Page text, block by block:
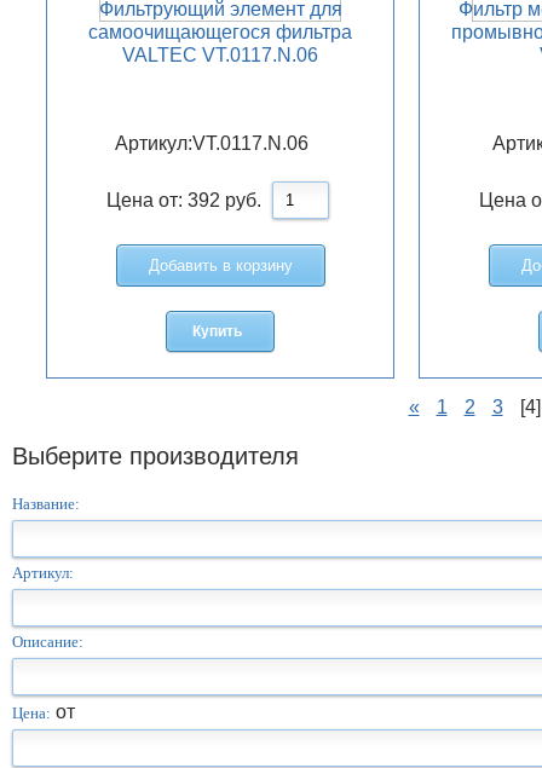
Выберите производителя
Название:
Артикул:
Описание:
Цена: от
Фильтрующий элемент для
самоочищающегося фильтра
VALTEC VT.0117.N.06
Артикул:VT.0117.N.06
Цена от: 392 руб.
Добавить в корзину
Купить
Фильтр
Цена
« 1 2 3 [4]